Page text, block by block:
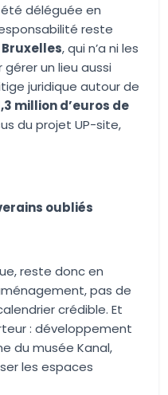
déléguée en
reste
, qui n’a ni les
un lieu aussi
juridique autour de
million d’euros de
du projet UP-site,
oubliés
reste donc en
pas de
crédible. Et
: développement
du musée Kanal,
les espaces